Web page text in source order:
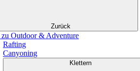
Zurück
Outdoor & Adventure
Rafting
Canyoning
Klettern